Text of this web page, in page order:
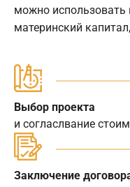
можно использовать
материнский
Выбор проекта
и согласлвание
Заключение